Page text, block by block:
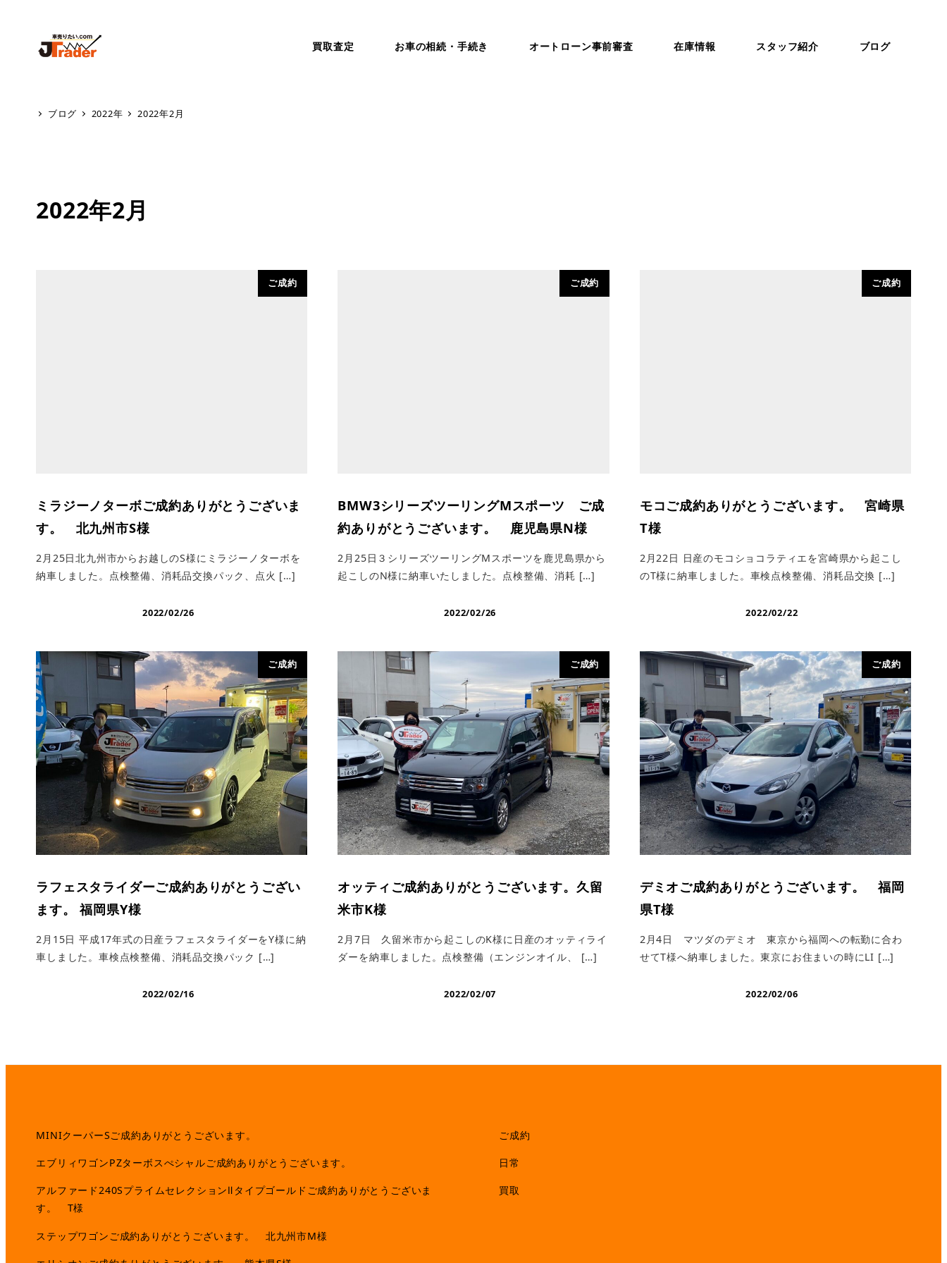
買取査定 お車の相続・手続き オートローン事前審査 在庫情報 スタッフ紹介 ブログ
ブログ 2022年 2022年2月
2022年2月
ご成約
ミラジーノターボご成約ありがとうございま
す。 北九州市S様
2月25日北九州市からお越しのS様にミラジーノターボを
納車しました。点検整備、消耗品交換パック、点火 […]
2022/02/26
ご成約
BMW3シリーズツーリングMスポーツ ご成
約ありがとうございます。 鹿児島県N様
2月25日３シリーズツーリングMスポーツを鹿児島県から
起こしのN様に納車いたしました。点検整備、消耗 […]
2022/02/26
ご成約
モコご成約ありがとうございます。 宮崎県
T様
2月22日 日産のモコショコラティエを宮崎県から起こし
のT様に納車しました。車検点検整備、消耗品交換 […]
2022/02/22
ご成約
ラフェスタライダーご成約ありがとうござい
ます。 福岡県Y様
2月15日 平成17年式の日産ラフェスタライダーをY様に納
車しました。車検点検整備、消耗品交換パック […]
2022/02/16
ご成約
オッティご成約ありがとうございます。久留
米市K様
2月7日 久留米市から起こしのK様に日産のオッティライ
ダーを納車しました。点検整備（エンジンオイル、 […]
2022/02/07
ご成約
デミオご成約ありがとうございます。 福岡
県T様
2月4日 マツダのデミオ 東京から福岡への転勤に合わ
せてT様へ納車しました。東京にお住まいの時にLI […]
2022/02/06
MINIクーパーSご成約ありがとうございます。
エブリィワゴンPZターボスぺシャルご成約ありがとうございます。
アルファード240SプライムセレクションⅡタイプゴールドご成約ありがとうございま
す。 T様
ステップワゴンご成約ありがとうございます。 北九州市M様
ご成約
日常
買取